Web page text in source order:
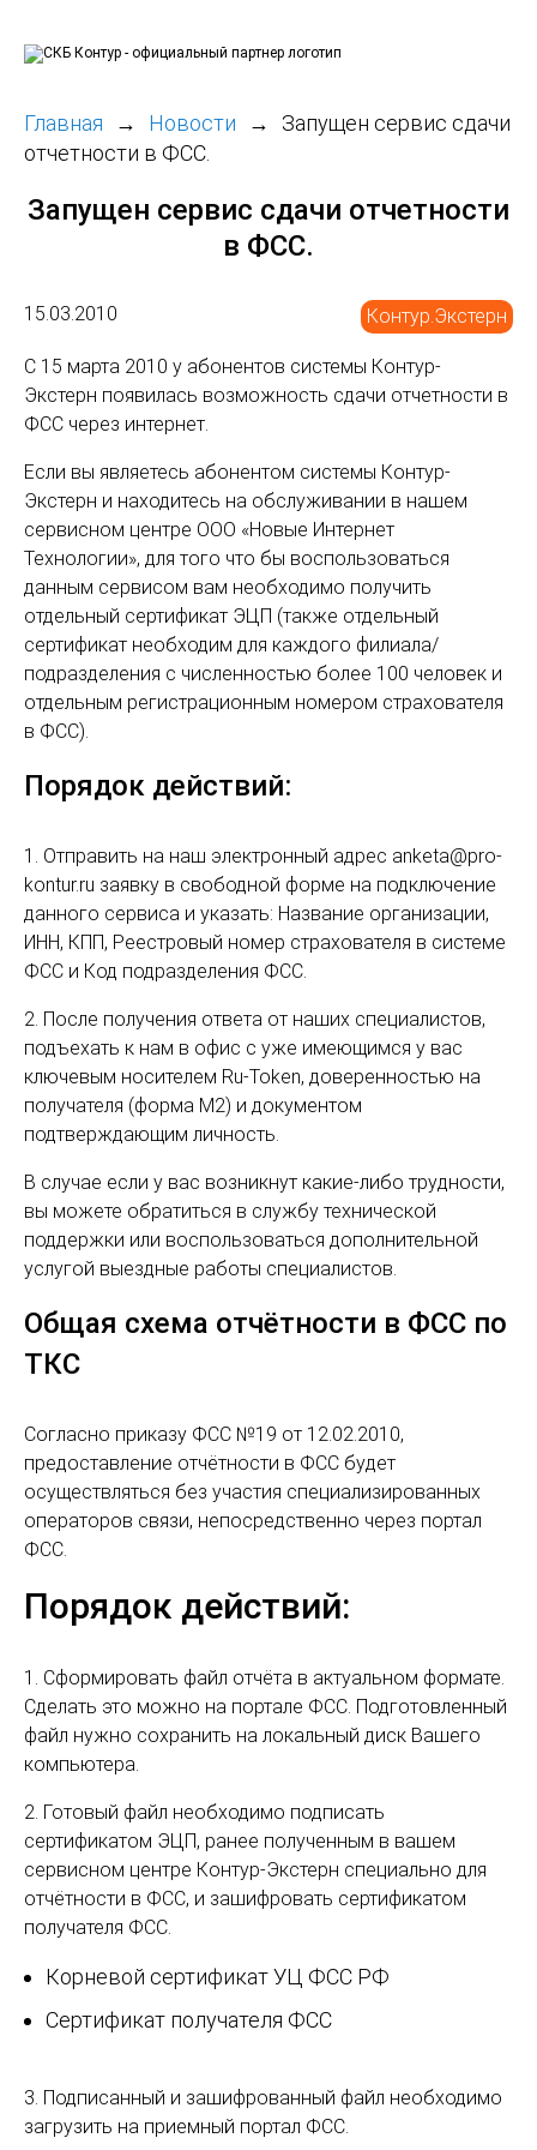
Главная Новости
Запущен сервис сдачи
отчетности в ФСС.
Запущен сервис сдачи отчетности
в ФСС.
15.03.2010 Контур.Экстерн
С 15 марта 2010 у абонентов системы Контур-
Экстерн появилась возможность сдачи отчетности в
ФСС через интернет.
Если вы являетесь абонентом системы Контур-
Экстерн и находитесь на обслуживании в нашем
сервисном центре ООО «Новые Интернет
Технологии», для того что бы воспользоваться
данным сервисом вам необходимо получить
отдельный сертификат ЭЦП (также отдельный
сертификат необходим для каждого филиала/
подразделения с численностью более 100 человек и
отдельным регистрационным номером страхователя
в ФСС).
Порядок действий:
1. Отправить на наш электронный адрес anketa@pro-
kontur.ru заявку в свободной форме на подключение
данного сервиса и указать: Название организации,
ИНН, КПП, Реестровый номер страхователя в системе
ФСС и Код подразделения ФСС.
2. После получения ответа от наших специалистов,
подъехать к нам в офис с уже имеющимся у вас
ключевым носителем Ru-Token, доверенностью на
получателя (форма М2) и документом
подтверждающим личность.
В случае если у вас возникнут какие-либо трудности,
вы можете обратиться в службу технической
поддержки или воспользоваться дополнительной
услугой выездные работы специалистов.
Общая схема отчётности в ФСС по
ТКС
Согласно приказу ФСС №19 от 12.02.2010,
предоставление отчётности в ФСС будет
осуществляться без участия специализированных
операторов связи, непосредственно через портал
ФСС.
Порядок действий:
1. Сформировать файл отчёта в актуальном формате.
Сделать это можно на портале ФСС. Подготовленный
файл нужно сохранить на локальный диск Вашего
компьютера.
2. Готовый файл необходимо подписать
сертификатом ЭЦП, ранее полученным в вашем
сервисном центре Контур-Экстерн специально для
отчётности в ФСС, и зашифровать сертификатом
получателя ФСС.
Корневой сертификат УЦ ФСС РФ
Сертификат получателя ФСС
3. Подписанный и зашифрованный файл необходимо
загрузить на приемный портал ФСС.